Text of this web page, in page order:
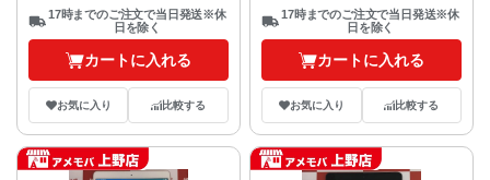
17時までのご注文で当日発送※休
日を除く
カートに入れる
お気に入り 比較する
17時までのご注文で当日発送※休
日を除く
カートに入れる
お気に入り 比較する